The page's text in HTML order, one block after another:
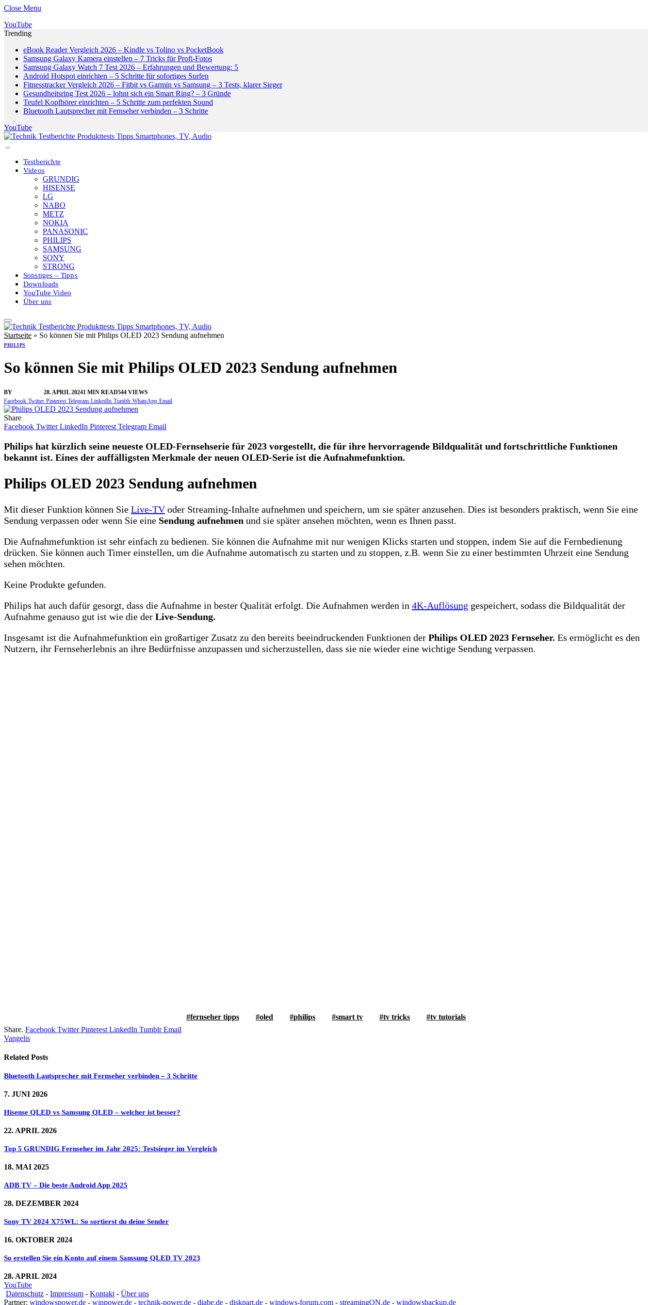
Close Menu
YouTube
Trending
eBook Reader Vergleich 2026 – Kindle vs Tolino vs PocketBook
Samsung Galaxy Kamera einstellen – 7 Tricks für Profi-Fotos
Samsung Galaxy Watch 7 Test 2026 – Erfahrungen und Bewertung: 5
Android Hotspot einrichten – 5 Schritte für sofortiges Surfen
Fitnesstracker Vergleich 2026 – Fitbit vs Garmin vs Samsung – 3 Tests, klarer Sieger
Gesundheitsring Test 2026 – lohnt sich ein Smart Ring? – 3 Gründe
Teufel Kopfhörer einrichten – 5 Schritte zum perfekten Sound
Bluetooth Lautsprecher mit Fernseher verbinden – 3 Schritte
YouTube
Testberichte
Videos
GRUNDIG
HISENSE
LG
NABO
METZ
NOKIA
PANASONIC
PHILIPS
SAMSUNG
SONY
STRONG
Sonstiges – Tipps
Downloads
YouTube Video
Über uns
Startseite » So können Sie mit Philips OLED 2023 Sendung aufnehmen
PHILIPS
So können Sie mit Philips OLED 2023 Sendung aufnehmen
BY 28. APRIL 20241 MIN READ544 VIEWS
Facebook Twitter Pinterest Telegram LinkedIn Tumblr WhatsApp Email
Share
Facebook Twitter LinkedIn Pinterest Telegram Email
Philips hat kürzlich seine neueste OLED-Fernsehserie für 2023 vorgestellt, die für ihre hervorragende Bildqualität und fortschrittliche Funktionen
bekannt ist. Eines der auffälligsten Merkmale der neuen OLED-Serie ist die Aufnahmefunktion.
Philips OLED 2023 Sendung aufnehmen
Mit dieser Funktion können Sie Live-TVoder Streaming-Inhalte aufnehmen und speichern, um sie später anzusehen. Dies ist besonders praktisch, wenn Sie eine
Sendung verpassen oder wenn Sie eine Sendung aufnehmen und sie später ansehen möchten, wenn es Ihnen passt.
Die Aufnahmefunktion ist sehr einfach zu bedienen. Sie können die Aufnahme mit nur wenigen Klicks starten und stoppen, indem Sie auf die Fernbedienung
drücken. Sie können auch Timer einstellen, um die Aufnahme automatisch zu starten und zu stoppen, z.B. wenn Sie zu einer bestimmten Uhrzeit eine Sendung
sehen möchten.
Keine Produkte gefunden.
Philips hat auch dafür gesorgt, dass die Aufnahme in bester Qualität erfolgt. Die Aufnahmen werden in 4K-Auflösung gespeichert, sodass die Bildqualität der
Aufnahme genauso gut ist wie die der Live-Sendung.
Insgesamt ist die Aufnahmefunktion ein großartiger Zusatz zu den bereits beeindruckenden Funktionen der Philips OLED 2023 Fernseher. Es ermöglicht es den
Nutzern, ihr Fernseherlebnis an ihre Bedürfnisse anzupassen und sicherzustellen, dass sie nie wieder eine wichtige Sendung verpassen.
fernseher tipps oled philips smart tv tv tricks
tv tutorials
Share. Facebook Twitter Pinterest LinkedIn Tumblr Email
Vangelis
Related Posts
Bluetooth Lautsprecher mit Fernseher verbinden – 3 Schritte
7. JUNI 2026
Hisense QLED vs Samsung QLED – welcher ist besser?
22. APRIL 2026
Top 5 GRUNDIG Fernseher im Jahr 2025: Testsieger im Vergleich
18. MAI 2025
ADB TV – Die beste Android App 2025
28. DEZEMBER 2024
Sony TV 2024 X75WL: So sortierst du deine Sender
16. OKTOBER 2024
So erstellen Sie ein Konto auf einem Samsung QLED TV 2023
28. APRIL 2024
YouTube
Datenschutz - Impressum - Kontakt - Über uns
Partner: windowspower.de - winpower.de - technik-power.de - diabe.de - diskpart.de - windows-forum.com - streamingON.de - windowsbackup.de